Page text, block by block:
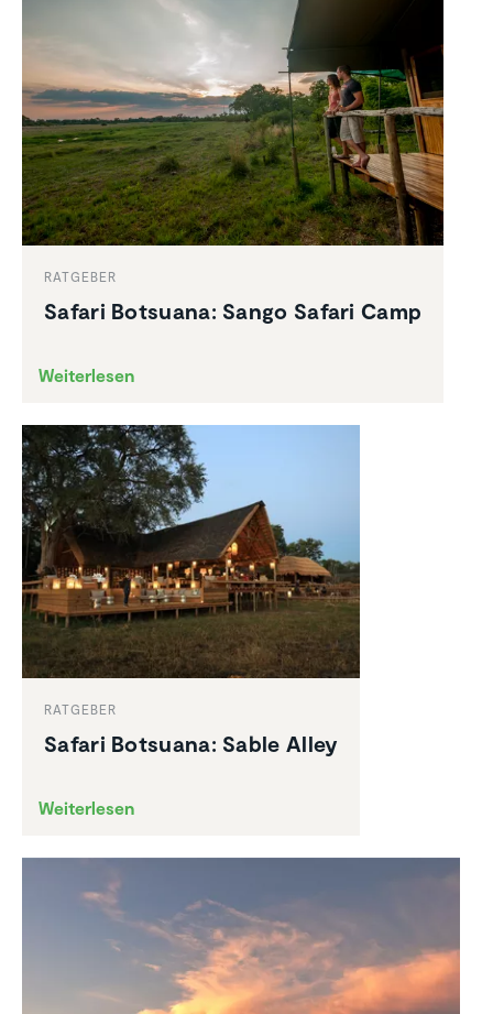
RATGEBER
Safari Botsuana: Sango Safari Camp
Weiterlesen
RATGEBER
Safari Botsuana: Sable Alley
Weiterlesen